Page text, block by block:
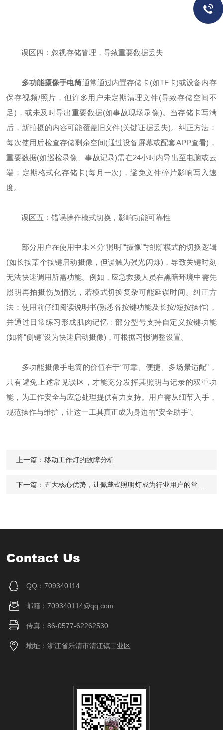
误区四：忽视存储管理，导致重要数据丢失
多功能摄像手电筒通常通过内置存储卡(如TF卡)或设备内存
保存视频/照片，但许多用户未定期清理文件(导致存储空间不
足)，或未及时导出重要数据(如事故现场录像)。当存储卡写满
后，新拍摄的内容可能覆盖旧文件(关键证据丢失)。纠正方法：
每次使用后检查存储剩余空间(通过设备屏幕或配套APP查看)，
重要数据(如巡检录像、事故记录)需在24小时内导出至电脑或云
端；定期格式化存储卡(每月一次)，避免文件碎片影响写入速
度。
误区五：错误操作模式切换，影响功能可靠性
部分用户在使用中未区分“照明”“摄像”“拍照”模式的切换逻辑
(如长按某个按键启动摄像，但误触为强光闪烁)，导致关键时刻
无法快速调用所需功能。例如，应急救援人员在黑暗环境中需先
照明再拍摄伤员情况，若模式切换复杂可能延误时间。纠正方
法：使用前仔细阅读说明书(熟悉各按键功能及长按/短按操作)，
并通过日常练习形成肌肉记忆；部分型号支持自定义按键功能
(如将“侧键”设为快速启动摄像)，可根据习惯调整设置。
多功能摄像手电筒的价值在于“可靠、便捷、多场景适配”，
只有避免上述常见误区，才能充分发挥其照明与记录的双重功
能，为工作安全与应急处理提供有力支持。用户需从细节入手，
规范操作与维护，让这一工具真正成为身边的“安全助手”。
上一篇：移动工作灯的故障分析
下一篇： 五大核心优势，让佩戴式照明灯成为行业用户的常见选择
Contact Us
QQ：709340114
邮箱：709340114@qq.com
传真：86-0577-62262530
地址：浙江省乐清市清江镇工业区